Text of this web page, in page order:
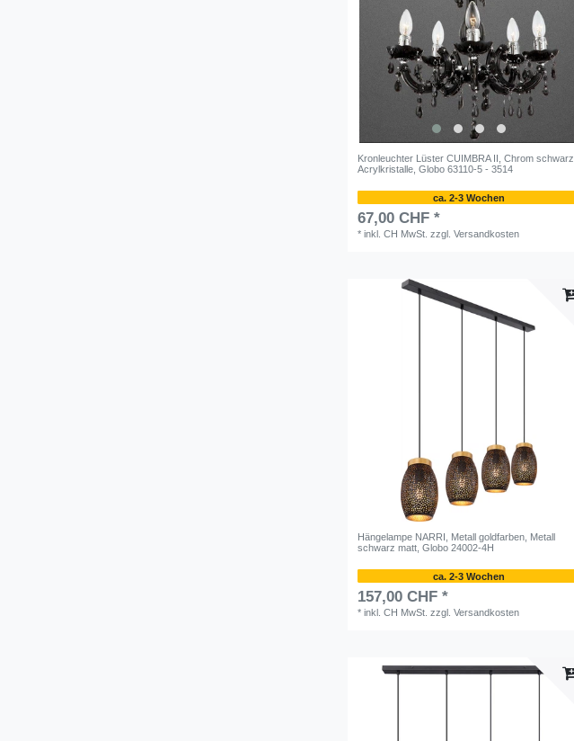
Kronleuchter Lüster CUIMBRA II, Chrom schwarz,
Acrylkristalle, Globo 63110-5 - 3514
ca. 2-3 Wochen
67,00 CHF *
*inkl. CH MwSt. zzgl.Versandkosten
Hängelampe NARRI, Metall goldfarben, Metall
schwarz matt, Globo 24002-4H
ca. 2-3 Wochen
157,00 CHF *
*inkl. CH MwSt. zzgl.Versandkosten